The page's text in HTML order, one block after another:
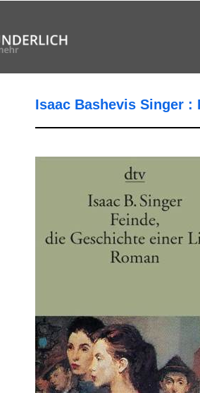
Isaac Bashevis Singer :